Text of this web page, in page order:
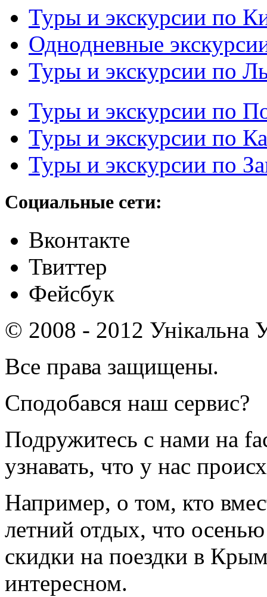
Туры и экскурсии по
Однодневные
Туры и экскурсии по
Туры и экскурсии по
Туры и экскурсии по
Туры и экскурсии по
Социальные сети:
Вконтакте
Твиттер
Фейсбук
© 2008 - 2012 Унікальна
Все права защищены.
Сподобався наш сервис?
Подружитесь с нами на
узнавать, что у нас
Например, о том, кто
летний отдых, что
скидки на поездки в
интересном.